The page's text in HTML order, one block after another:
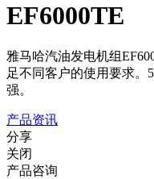
EF6000TE
雅马哈汽油发电机组
足不同客户的使用要求。
强。
产品资讯
分享
关闭
产品咨询